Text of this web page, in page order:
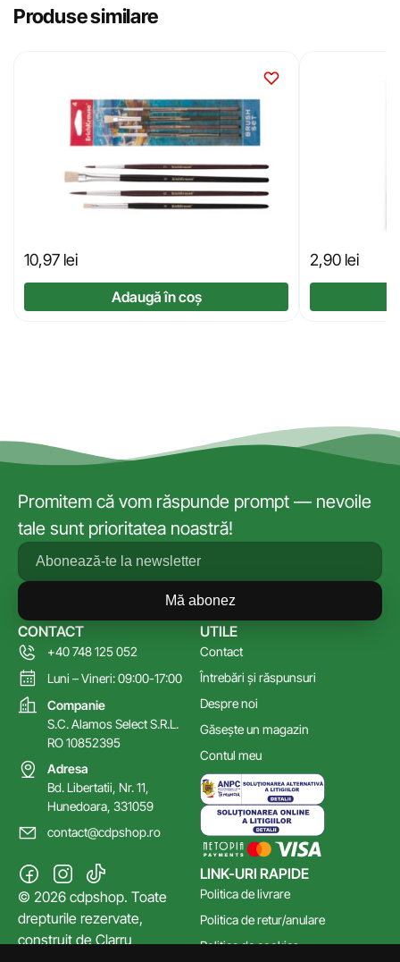
Produse similare
10,97 lei
Adaugă în coș
2,90 lei
Promitem că vom răspunde prompt — nevoile
tale sunt prioritatea noastră!
Mă abonez
LINK-URI RAPIDE
Politica de livrare
Politica de retur/anulare
Politica de cookies
UTILE
Contact
Întrebări și răspunsuri
Despre noi
Găsește un magazin
Contul meu
CONTACT
+40 748 125 052
Luni – Vineri: 09:00-17:00
Companie
S.C. Alamos Select S.R.L.
RO 10852395
Adresa
Bd. Libertatii, Nr. 11,
Hunedoara, 331059
contact@cdpshop.ro
© 2026 cdpshop. Toate
drepturile rezervate,
construit de Clarru